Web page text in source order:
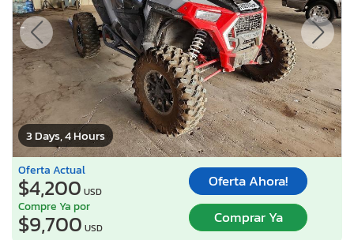
3 Days, 4 Hours
Oferta Actual
$4,200 USD
Oferta Ahora!
Compre Ya por
$9,700 USD
Comprar Ya